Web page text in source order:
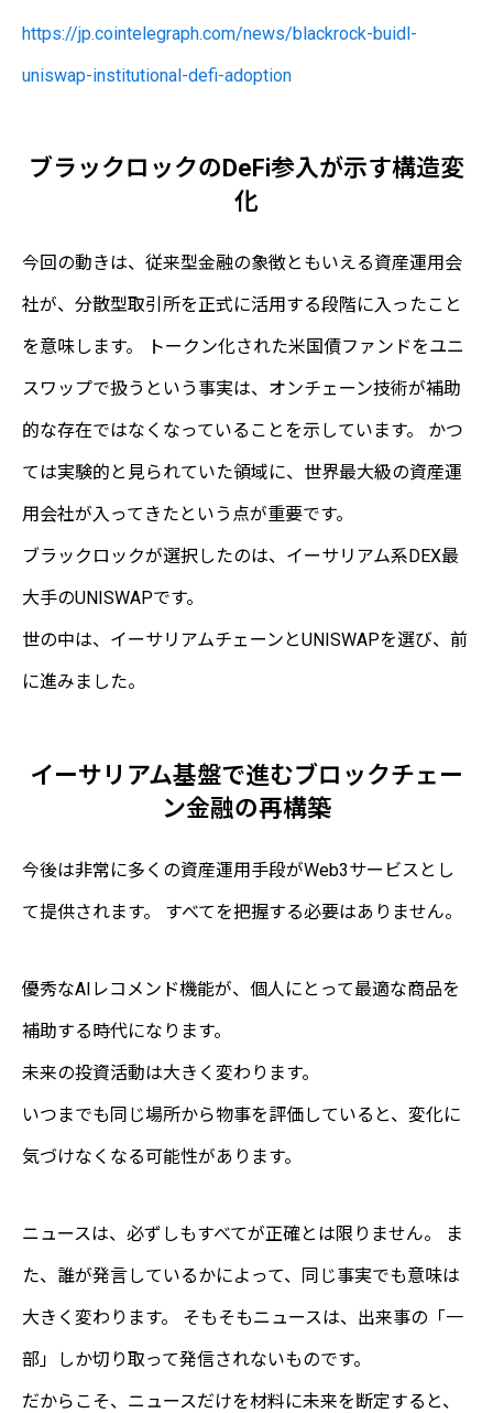
https://jp.cointelegraph.com/news/blackrock-buidl-
uniswap-institutional-defi-adoption
ブラックロックのDeFi参入が示す構造変
化
今回の動きは、従来型金融の象徴ともいえる資産運用会
社が、分散型取引所を正式に活用する段階に入ったこと
を意味します。 トークン化された米国債ファンドをユニ
スワップで扱うという事実は、オンチェーン技術が補助
的な存在ではなくなっていることを示しています。 かつ
ては実験的と見られていた領域に、世界最大級の資産運
用会社が入ってきたという点が重要です。
ブラックロックが選択したのは、イーサリアム系DEX最
大手のUNISWAPです。
世の中は、イーサリアムチェーンとUNISWAPを選び、前
に進みました。
イーサリアム基盤で進むブロックチェー
ン金融の再構築
今後は非常に多くの資産運用手段がWeb3サービスとし
て提供されます。 すべてを把握する必要はありません。
優秀なAIレコメンド機能が、個人にとって最適な商品を
補助する時代になります。
未来の投資活動は大きく変わります。
いつまでも同じ場所から物事を評価していると、変化に
気づけなくなる可能性があります。
ニュースは、必ずしもすべてが正確とは限りません。 ま
た、誰が発言しているかによって、同じ事実でも意味は
大きく変わります。 そもそもニュースは、出来事の「一
部」しか切り取って発信されないものです。
だからこそ、ニュースだけを材料に未来を断定すると、